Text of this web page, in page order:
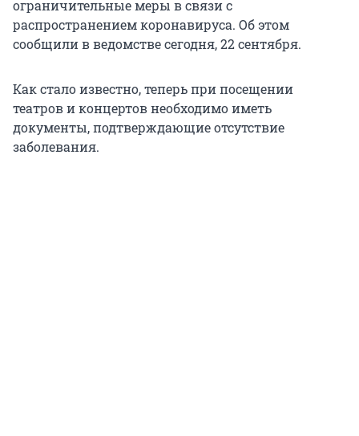
ограничительные меры в связи с
распространением коронавируса. Об этом
сообщили в ведомстве сегодня, 22 сентября.
Как стало известно, теперь при посещении
театров и концертов необходимо иметь
документы, подтверждающие отсутствие
заболевания.